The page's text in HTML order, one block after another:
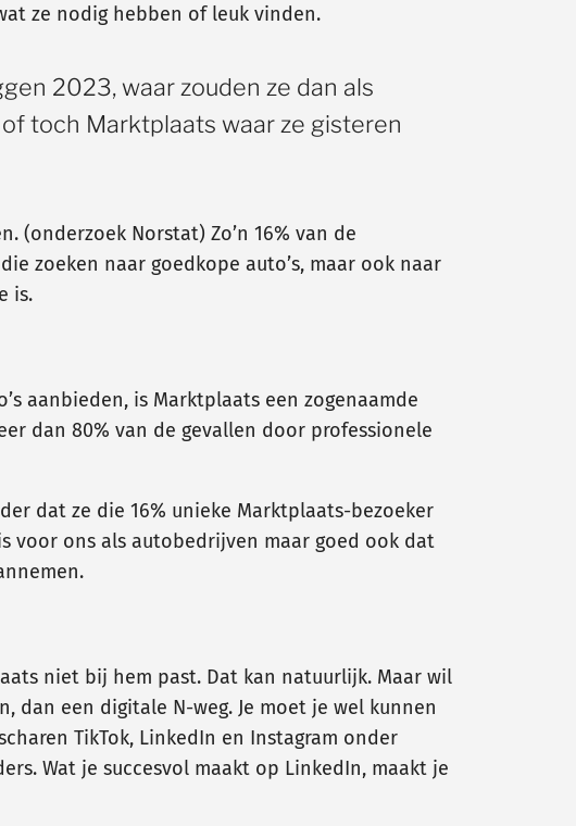
ze nodig hebben of leuk vinden.
2023, waar zouden ze dan als
toch Marktplaats waar ze gisteren
(onderzoek Norstat) Zo’n 16% van de
zoeken naar goedkope auto’s, maar ook naar
is.
aanbieden, is Marktplaats een zogenaamde
dan 80% van de gevallen door professionele
dat ze die 16% unieke Marktplaats-bezoeker
voor ons als autobedrijven maar goed ook dat
niet bij hem past. Dat kan natuurlijk. Maar wil
dan een digitale N-weg. Je moet je wel kunnen
TikTok, LinkedIn en Instagram onder
Wat je succesvol maakt op LinkedIn, maakt je